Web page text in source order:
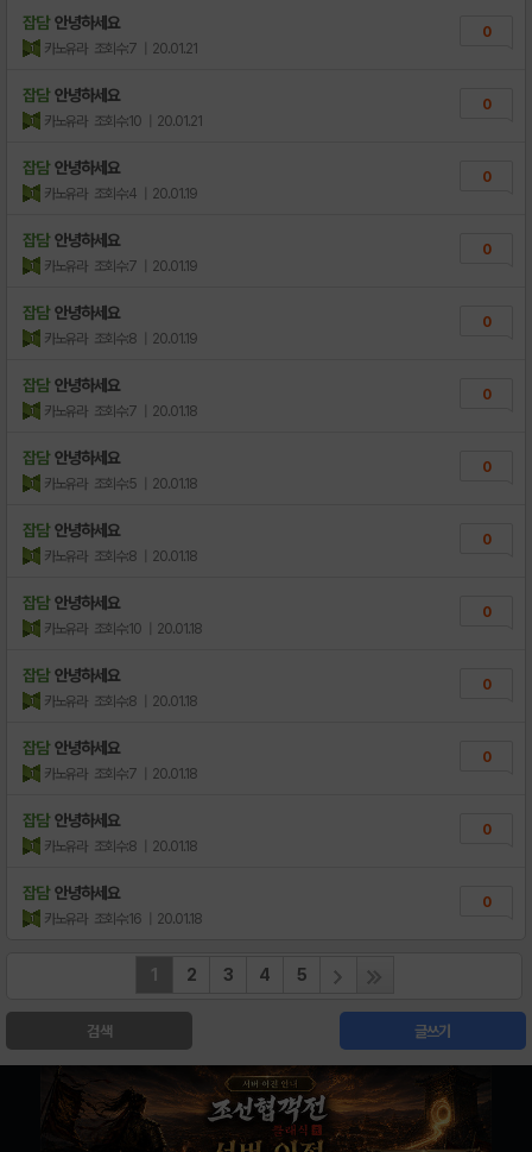
잡담 안녕하세요
카노유라 조회수:7 | 20.01.21
0
잡담 안녕하세요
카노유라 조회수:10 | 20.01.21
0
잡담 안녕하세요
카노유라 조회수:4 | 20.01.19
0
잡담 안녕하세요
카노유라 조회수:7 | 20.01.19
0
잡담 안녕하세요
카노유라 조회수:8 | 20.01.19
0
잡담 안녕하세요
카노유라 조회수:7 | 20.01.18
0
잡담 안녕하세요
카노유라 조회수:5 | 20.01.18
0
잡담 안녕하세요
카노유라 조회수:8 | 20.01.18
0
잡담 안녕하세요
카노유라 조회수:10 | 20.01.18
0
잡담 안녕하세요
카노유라 조회수:8 | 20.01.18
0
잡담 안녕하세요
카노유라 조회수:7 | 20.01.18
0
잡담 안녕하세요
카노유라 조회수:8 | 20.01.18
0
잡담 안녕하세요
카노유라 조회수:16 | 20.01.18
0
1 2 3 4 5
검색 글쓰기